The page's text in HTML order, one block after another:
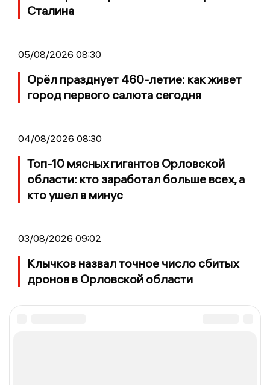
Сталина
05/08/2026 08:30
Орёл празднует 460-летие: как живет
город первого салюта сегодня
04/08/2026 08:30
Топ-10 мясных гигантов Орловской
области: кто заработал больше всех, а
кто ушел в минус
03/08/2026 09:02
Клычков назвал точное число сбитых
дронов в Орловской области